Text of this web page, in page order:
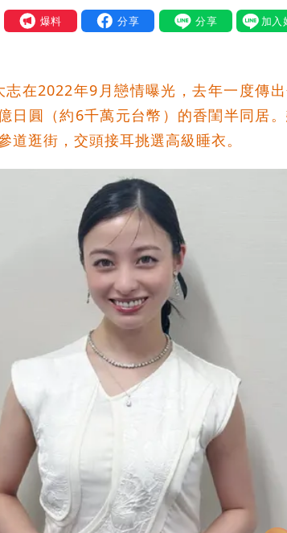
不談
我要爆料
在2022年9月戀情曝光，去年一度傳
日圓（約6千萬元台幣）的香閨半同居
逛街，交頭接耳挑選高級睡衣。